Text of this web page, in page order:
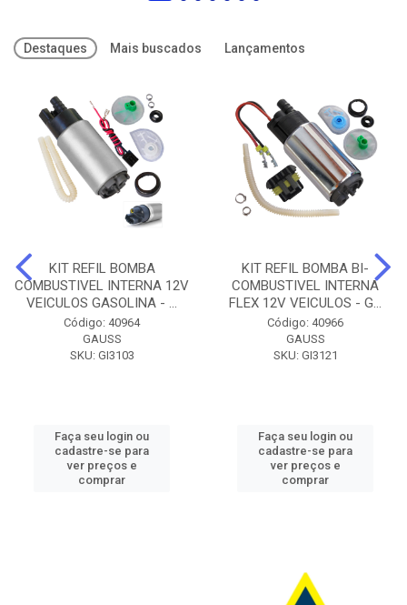
Destaques Mais buscados Lançamentos
KIT REFIL BOMBA
COMBUSTIVEL INTERNA 12V
VEICULOS GASOLINA - ...
Código: 40964
GAUSS
SKU: GI3103
Faça seu login ou
cadastre-se para
ver preços e
comprar
KIT REFIL BOMBA BI-
COMBUSTIVEL INTERNA
FLEX 12V VEICULOS - G...
Código: 40966
GAUSS
SKU: GI3121
Faça seu login ou
cadastre-se para
ver preços e
comprar